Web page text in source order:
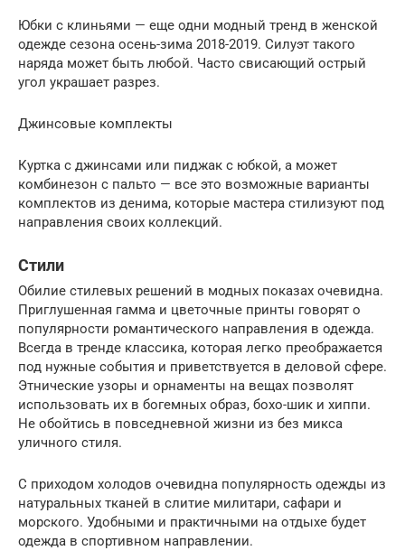
Юбки с клиньями — еще одни модный тренд в женской
одежде сезона осень-зима 2018-2019. Силуэт такого
наряда может быть любой. Часто свисающий острый
угол украшает разрез.
Джинсовые комплекты
Куртка с джинсами или пиджак с юбкой, а может
комбинезон с пальто — все это возможные варианты
комплектов из денима, которые мастера стилизуют под
направления своих коллекций.
Стили
Обилие стилевых решений в модных показах очевидна.
Приглушенная гамма и цветочные принты говорят о
популярности романтического направления в одежда.
Всегда в тренде классика, которая легко преображается
под нужные события и приветствуется в деловой сфере.
Этнические узоры и орнаменты на вещах позволят
использовать их в богемных образ, бохо-шик и хиппи.
Не обойтись в повседневной жизни из без микса
уличного стиля.
С приходом холодов очевидна популярность одежды из
натуральных тканей в слитие милитари, сафари и
морского. Удобными и практичными на отдыхе будет
одежда в спортивном направлении.